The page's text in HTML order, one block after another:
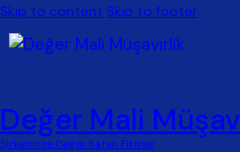
Skip to content Skip to footer
Değer Mali
Şirketinize Değer Katan Fikirler